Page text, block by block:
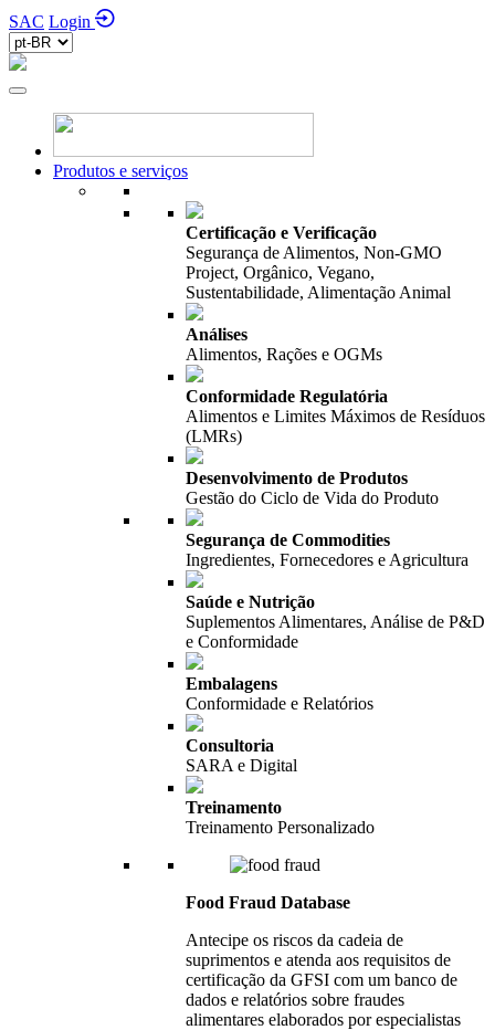
SAC Login
Produtos e serviços
Certificação e Verificação
Segurança de Alimentos, Non-GMO
Project, Orgânico, Vegano,
Sustentabilidade, Alimentação Animal
Análises
Alimentos, Rações e OGMs
Conformidade Regulatória
Alimentos e Limites Máximos de Resíduos
(LMRs)
Desenvolvimento de Produtos
Gestão do Ciclo de Vida do Produto
Segurança de Commodities
Ingredientes, Fornecedores e Agricultura
Saúde e Nutrição
Suplementos Alimentares, Análise de P&D
e Conformidade
Embalagens
Conformidade e Relatórios
Consultoria
SARA e Digital
Treinamento
Treinamento Personalizado
Food Fraud Database
Antecipe os riscos da cadeia de
suprimentos e atenda aos requisitos de
certificação da GFSI com um banco de
dados e relatórios sobre fraudes
alimentares elaborados por especialistas